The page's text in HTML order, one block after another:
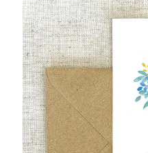
de
Carte
La
botte
Poétique
Félicitations